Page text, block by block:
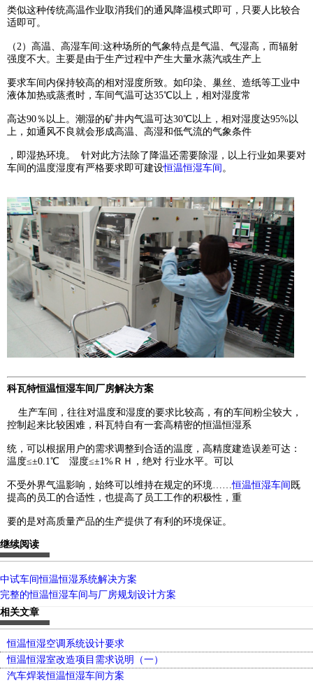
类似这种传统高温作业取消我们的通风降温模式即可，只要人比较合
适即可。
（2）高温、高湿车间:这种场所的气象特点是气温、气湿高，而辐射
强度不大。主要是由于生产过程中产生大量水蒸汽或生产上
要求车间内保持较高的相对湿度所致。如印染、巢丝、造纸等工业中
液体加热或蒸煮时，车间气温可达35℃以上，相对湿度常
高达90％以上。潮湿的矿井内气温可达30℃以上，相对湿度达95%以
上，如通风不良就会形成高温、高湿和低气流的气象条件
，即湿热环境。 针对此方法除了降温还需要除湿，以上行业如果要对
车间的温度湿度有严格要求即可建设恒温恒湿车间 。
科瓦特恒温恒湿车间厂房解决方案
生产车间，往往对温度和湿度的要求比较高，有的车间粉尘较大，
控制起来比较困难，科瓦特自有一套高精密的恒温恒湿系
统，可以根据用户的需求调整到合适的温度，高精度建造误差可达：
温度≤±0.1℃ 湿度≤±1%ＲＨ，绝对 行业水平。可以
不受外界气温影响，始终可以维持在规定的环境……恒温恒湿车间 既
提高的员工的合适性，也提高了员工工作的积极性，重
要的是对高质量产品的生产提供了有利的环境保证。
继续阅读
中试车间恒温恒湿系统解决方案
完整的恒温恒湿车间与厂房规划设计方案
相关文章
恒温恒湿空调系统设计要求
恒温恒湿室改造项目需求说明（一）
汽车焊装恒温恒湿车间方案